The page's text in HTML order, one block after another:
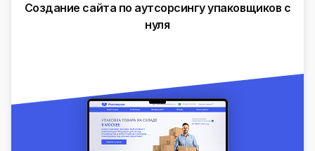
Создание сайта по аутсорсингу упаковщиков с
нуля